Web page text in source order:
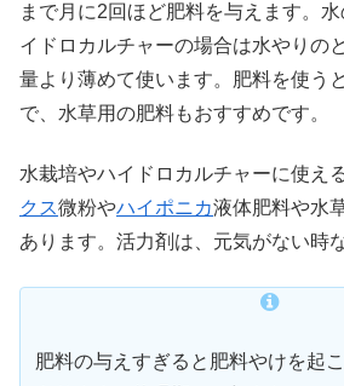
まで月に2回ほど肥料を与えます。
イドロカルチャーの場合は水やりの
量より薄めて使います。肥料を使う
で、水草用の肥料もおすすめです。
水栽培やハイドロカルチャーに使え
クス微粉やハイポニカ液体肥料や水
あります。活力剤は、元気がない時
肥料の与えすぎると肥料やけを起